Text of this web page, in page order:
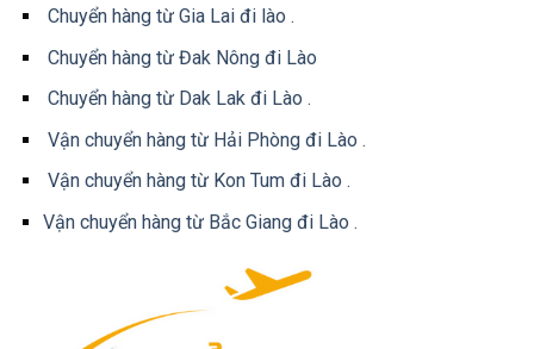
Chuyển hàng từ Gia Lai đi lào .
Chuyển hàng từ Đak Nông đi Lào
Chuyển hàng từ Dak Lak đi Lào .
Vận chuyển hàng từ Hải Phòng đi Lào .
Vận chuyển hàng từ Kon Tum đi Lào .
Vận chuyển hàng từ Bắc Giang đi Lào .